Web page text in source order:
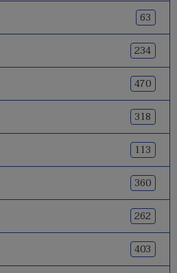
63
234
470
318
113
360
262
403